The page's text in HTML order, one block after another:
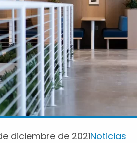
diciembre de 2021Categoría
Noticias